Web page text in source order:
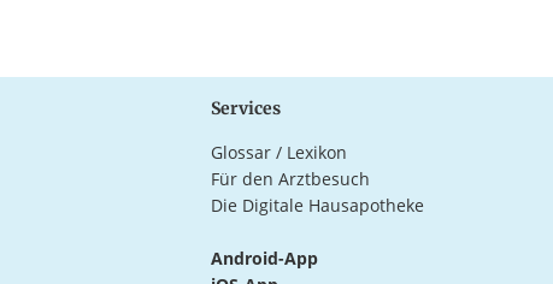
Services
Glossar / Lexikon
Für den Arztbesuch
Die Digitale Hausapotheke
Android-App